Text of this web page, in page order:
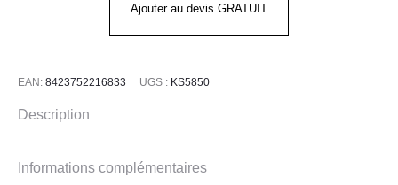
Ajouter au devis GRATUIT
EAN: 8423752216833 UGS : KS5850
Description
Informations complémentaires